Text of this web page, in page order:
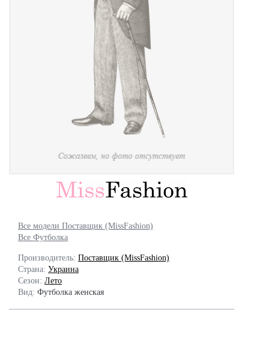
Все модели Поставщик (MissFashion)
Все Футболка
Производитель: Поставщик (MissFashion)
Страна: Украина
Сезон: Лето
Вид: Футболка женская